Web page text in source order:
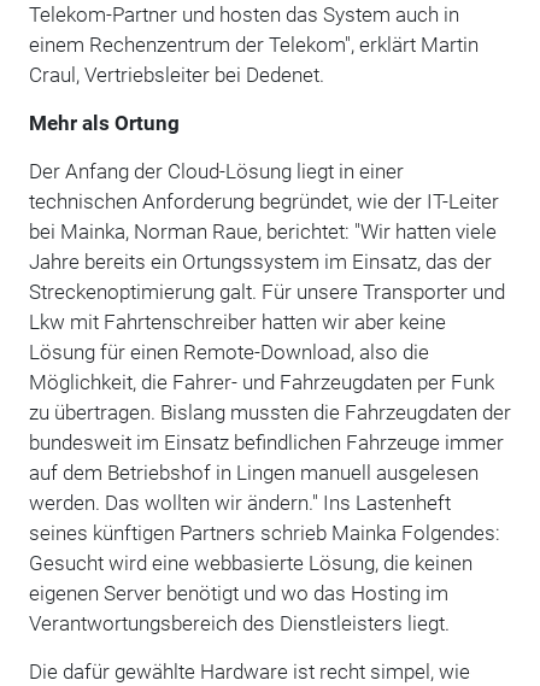
Telekom-Partner und hosten das System auch in
einem Rechenzentrum der Telekom", erklärt Martin
Craul, Vertriebsleiter bei Dedenet.
Mehr als Ortung
Der Anfang der Cloud-Lösung liegt in einer
technischen Anforderung begründet, wie der IT-Leiter
bei Mainka, Norman Raue, berichtet: "Wir hatten viele
Jahre bereits ein Ortungssystem im Einsatz, das der
Streckenoptimierung galt. Für unsere Transporter und
Lkw mit Fahrtenschreiber hatten wir aber keine
Lösung für einen Remote-Download, also die
Möglichkeit, die Fahrer- und Fahrzeugdaten per Funk
zu übertragen. Bislang mussten die Fahrzeugdaten der
bundesweit im Einsatz befindlichen Fahrzeuge immer
auf dem Betriebshof in Lingen manuell ausgelesen
werden. Das wollten wir ändern." Ins Lastenheft
seines künftigen Partners schrieb Mainka Folgendes:
Gesucht wird eine webbasierte Lösung, die keinen
eigenen Server benötigt und wo das Hosting im
Verantwortungsbereich des Dienstleisters liegt.
Die dafür gewählte Hardware ist recht simpel, wie